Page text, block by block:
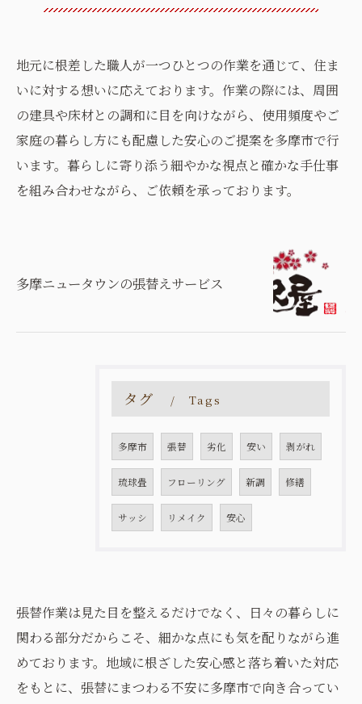
地元に根差した職人が一つひとつの作業を通じて、住ま
いに対する想いに応えております。作業の際には、周囲
の建具や床材との調和に目を向けながら、使用頻度やご
家庭の暮らし方にも配慮した安心のご提案を多摩市で行
います。暮らしに寄り添う細やかな視点と確かな手仕事
を組み合わせながら、ご依頼を承っております。
多摩ニュータウンの張替えサービス
タグ Tags
多摩市 張替 劣化 安い 剥がれ
琉球畳 フローリング 新調 修繕
サッシ リメイク 安心
張替作業は見た目を整えるだけでなく、日々の暮らしに
関わる部分だからこそ、細かな点にも気を配りながら進
めております。地域に根ざした安心感と落ち着いた対応
をもとに、張替にまつわる不安に多摩市で向き合ってい
お問い合わせはこちら